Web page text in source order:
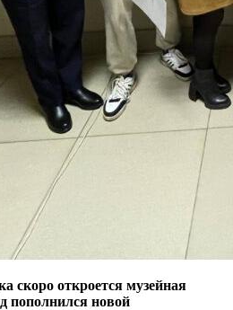
скоро откроется музейная
пополнился новой